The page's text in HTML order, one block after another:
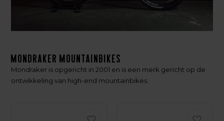
Mondraker Mountainbikes
Mondraker is opgericht in 2001 en is een merk gericht op de
ontwikkeling van high-end mountainbikes.